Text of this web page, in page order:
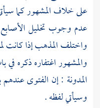
على خلاف المشهور كما
عدم وجوب تخليل
واختلف المذهب إذا كانت
والمشهور اغتفاره ذكره
المدونة : إن الفتوى
وسيأتي لفظه .